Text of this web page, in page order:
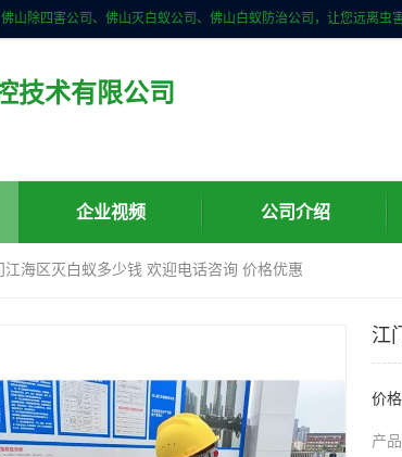
技术有限公司
企业视频 公司介绍
江海区灭白蚁多少钱 欢迎电话咨询 价格优惠
江
价格
产